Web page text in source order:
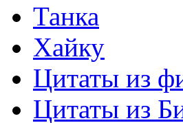
Танка
Хайку
Цитаты из
Цитаты из